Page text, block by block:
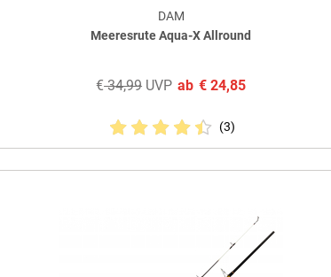
DAM
Meeresrute Aqua-X Allround
€34,99 UVP ab € 24,85
(3)